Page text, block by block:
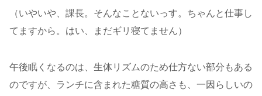
（いやいや、課長。そんなことないっす。ちゃんと仕事し
てますから。はい、まだギリ寝てません）
午後眠くなるのは、生体リズムのため仕方ない部分もある
のですが、ランチに含まれた糖質の高さも、一因らしいの